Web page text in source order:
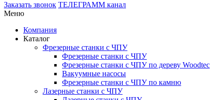
Заказать звонок ТЕЛЕГРАММ канал
Меню
Компания
Каталог
Фрезерные станки с ЧПУ
Фрезерные станки с ЧПУ
Фрезерные станки с ЧПУ по дереву Woodtec
Вакуумные насосы
Фрезерные станки с ЧПУ по камню
Лазерные станки с ЧПУ